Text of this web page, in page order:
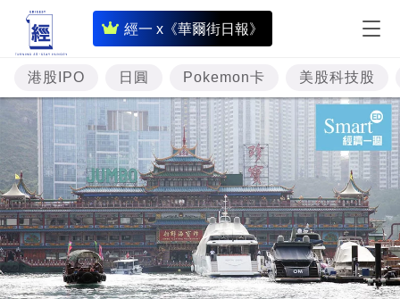
經一 x《華爾街日報》
即
時
財
經
專
題
投
資
樓
市
港股IPO 日圓 Pokemon卡 美股科技股